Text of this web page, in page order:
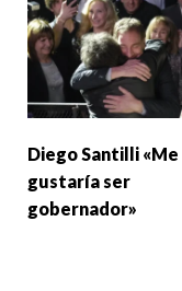
Diego Santilli «Me
gustaría ser
gobernador»